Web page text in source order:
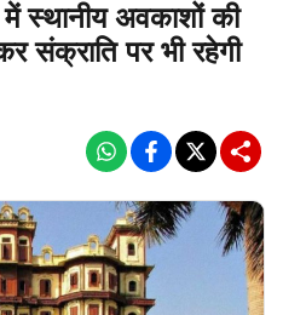
स्थानीय अवकाशों की
संक्राति पर भी रहेगी